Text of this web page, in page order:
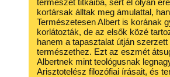
természet titkaiba, sért el olyan
kortársak álltak meg ámulattal,
Természetesen Albert is korának
korlátozták, de az elsők közé
hanem a tapasztalat útján
természethez. Ezt az eszmét
Albertnek mint teológusnak
Arisztotelész filozófiai írásait, és